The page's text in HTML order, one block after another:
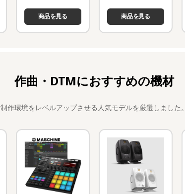
商品を見る 商品を見る
作曲・DTMにおすすめの機材
制作環境をレベルアップさせる人気モデルを厳選しました。